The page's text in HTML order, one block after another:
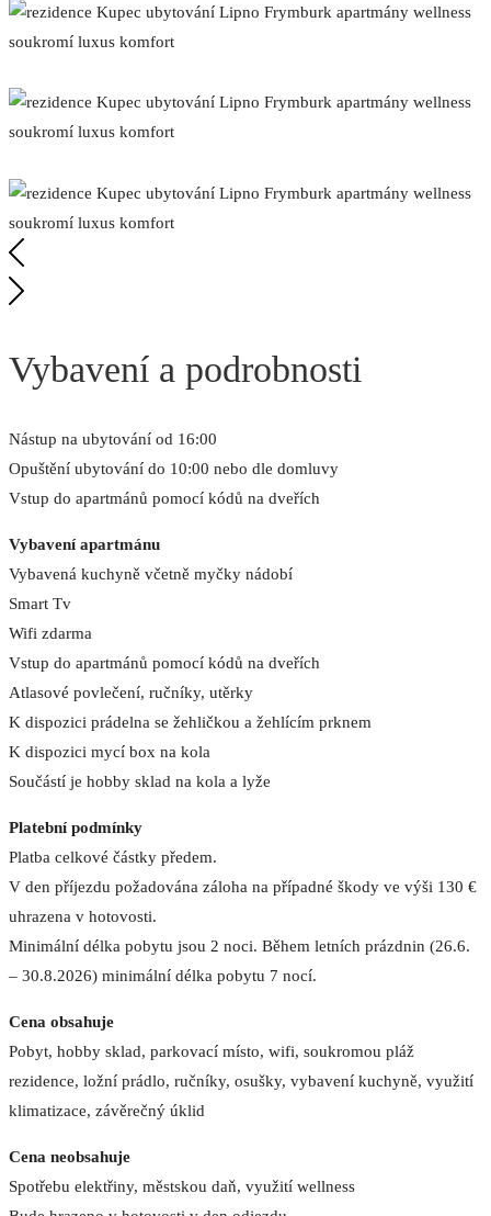
Vybavení a podrobnosti
Nástup na ubytování od 16:00
Opuštění ubytování do 10:00 nebo dle domluvy
Vstup do apartmánů pomocí kódů na dveřích
Vybavení apartmánu
Vybavená kuchyně včetně myčky nádobí
Smart Tv
Wifi zdarma
Vstup do apartmánů pomocí kódů na dveřích
Atlasové povlečení, ručníky, utěrky
K dispozici prádelna se žehličkou a žehlícím prknem
K dispozici mycí box na kola
Součástí je hobby sklad na kola a lyže
Platební podmínky
Platba celkové částky předem.
V den příjezdu požadována záloha na případné škody ve výši 130 €
uhrazena v hotovosti.
Minimální délka pobytu jsou 2 noci. Během letních prázdnin (26.6.
– 30.8.2026) minimální délka pobytu 7 nocí.
Cena obsahuje
Pobyt, hobby sklad, parkovací místo, wifi, soukromou pláž
rezidence, ložní prádlo, ručníky, osušky, vybavení kuchyně, využití
klimatizace, závěrečný úklid
Cena neobsahuje
Spotřebu elektřiny, městskou daň, využití wellness